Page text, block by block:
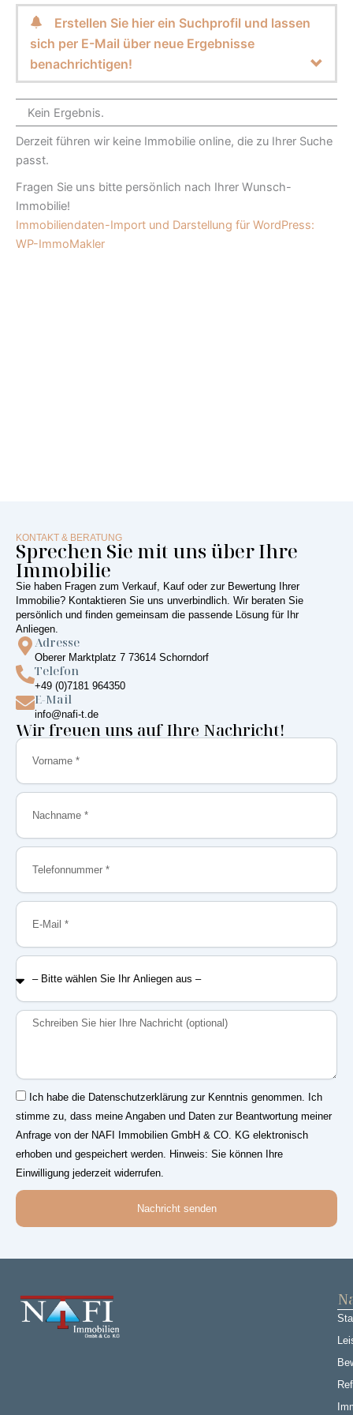
Erstellen Sie hier ein Suchprofil und lassen
sich per E-Mail über neue Ergebnisse
benachrichtigen!
Kein Ergebnis.
Derzeit führen wir keine Immobilie online, die zu Ihrer Suche
passt.
Fragen Sie uns bitte persönlich nach Ihrer Wunsch-
Immobilie!
Immobiliendaten-Import und Darstellung für WordPress:
WP-ImmoMakler
KONTAKT & BERATUNG
Sprechen Sie mit uns über Ihre
Immobilie
Sie haben Fragen zum Verkauf, Kauf oder zur Bewertung Ihrer
Immobilie? Kontaktieren Sie uns unverbindlich. Wir beraten Sie
persönlich und finden gemeinsam die passende Lösung für Ihr
Anliegen.
Adresse
Oberer Marktplatz 7 73614 Schorndorf
Telefon
+49 (0)7181 964350
E-Mail
info@nafi-t.de
Wir freuen uns auf Ihre Nachricht!
Vorname
Nachname
Telefonnummer
E-
Mail
–
Bitte
Sie
Ihr
Nachricht
Einwilligung
Ich habe die Datenschutzerklärung zur Kenntnis genommen. Ich
stimme zu, dass meine Angaben und Daten zur Beantwortung meiner
Anfrage von der NAFI Immobilien GmbH & CO. KG elektronisch
erhoben und gespeichert werden. Hinweis: Sie können Ihre
Einwilligung jederzeit widerrufen.
Nachricht senden